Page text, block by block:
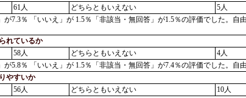
61人 どちらともいえない 5人
が7.3％ 「いいえ」が 1.5％「非該当・無回答」が1.5％の評価でした
れているか
58人 どちらともいえない 4人
が5.8％ 「いいえ」が 1.5％「非該当・無回答」が7.4％の評価でした。
やすいか
56人 どちらともいえない 10人